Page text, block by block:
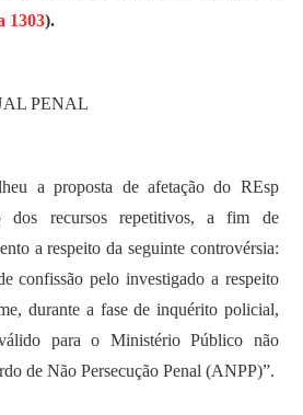
1303).
PENAL
a proposta de afetação do REsp
dos recursos repetitivos, a fim de
a respeito da seguinte controvérsia:
confissão pelo investigado a respeito
durante a fase de inquérito policial,
para o Ministério Público não
de Não Persecução Penal (ANPP)”.